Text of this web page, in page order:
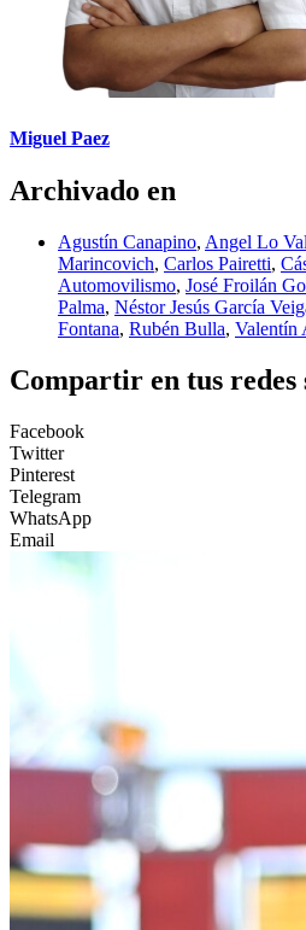
Miguel Paez
Archivado en
Agustín Canapino, Angel Lo
Marincovich, Carlos Pairetti,
Automovilismo, José Froilán
Palma, Néstor Jesús García
Fontana, Rubén Bulla, Valentín
Compartir en tus redes
Facebook
Twitter
Pinterest
Telegram
WhatsApp
Email